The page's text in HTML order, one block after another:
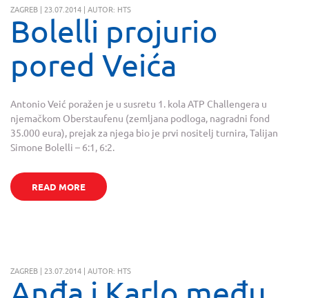
ZAGREB | 23.07.2014 | AUTOR: HTS
Bolelli projurio
pored Veića
Antonio Veić poražen je u susretu 1. kola ATP Challengera u
njemačkom Oberstaufenu (zemljana podloga, nagradni fond
35.000 eura), prejak za njega bio je prvi nositelj turnira, Talijan
Simone Bolelli – 6:1, 6:2.
READ MORE
ZAGREB | 23.07.2014 | AUTOR: HTS